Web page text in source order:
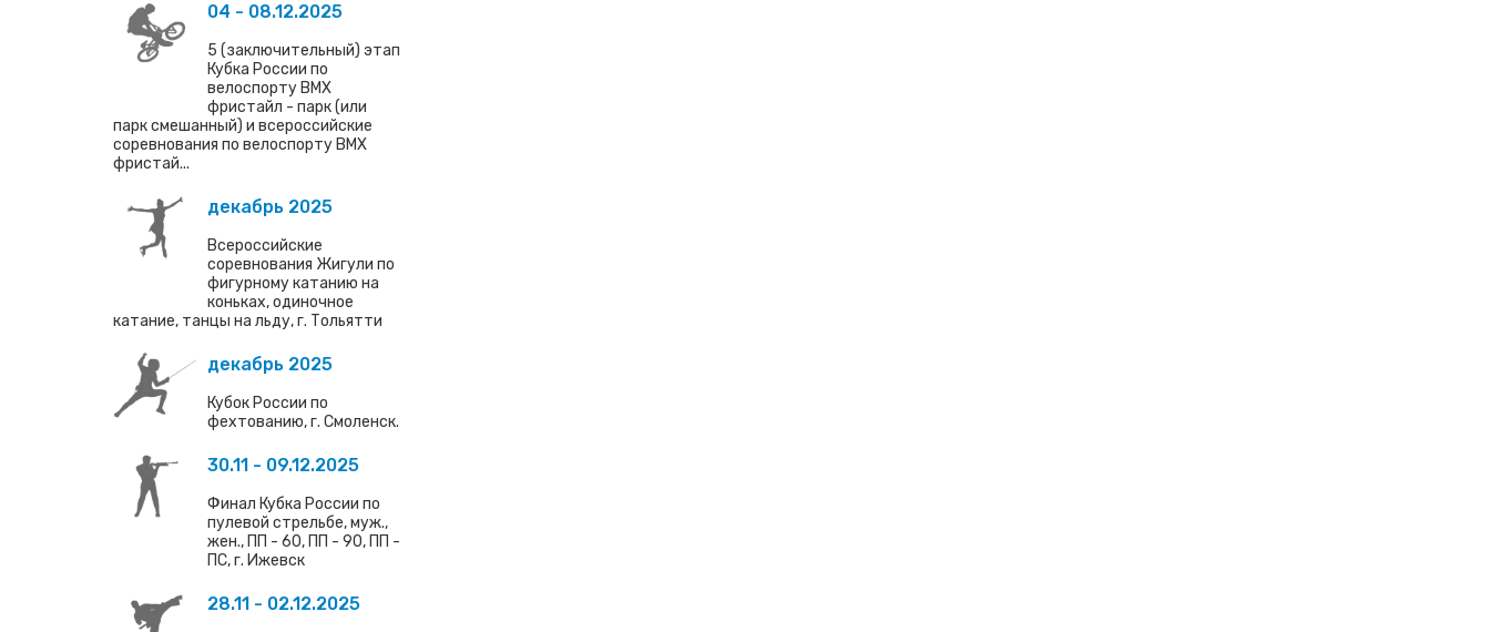
04 - 08.12.2025
5 (заключительный) этап
Кубка России по
велоспорту ВМХ
фристайл - парк (или
парк смешанный) и всероссийские
соревнования по велоспорту ВМХ
фристай...
декабрь 2025
Всероссийские
соревнования Жигули по
фигурному катанию на
коньках, одиночное
катание, танцы на льду, г. Тольятти
декабрь 2025
Кубок России по
фехтованию, г. Смоленск.
30.11 - 09.12.2025
Финал Кубка России по
пулевой стрельбе, муж.,
жен., ПП - 60, ПП - 90, ПП -
ПС, г. Ижевск
28.11 - 02.12.2025